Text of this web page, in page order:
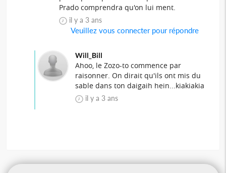
Prado comprendra qu'on lui ment.
il y a 3 ans
Veuillez vous connecter pour répondre
Will_Bill
Ahoo, le Zozo-to commence par
raisonner. On dirait qu'ils ont mis du
sable dans ton daigaih hein...kiakiakia
il y a 3 ans